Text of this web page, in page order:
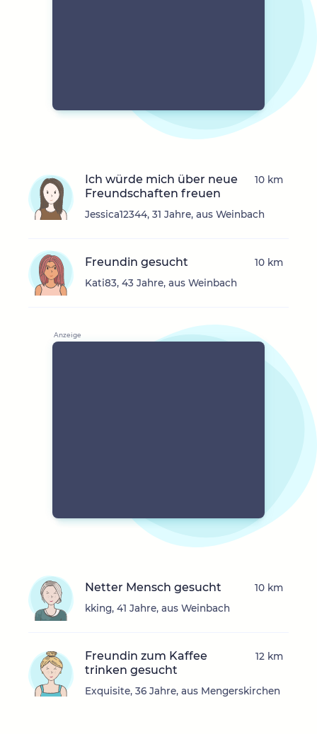
Ich würde mich über neue
Freundschaften freuen
Jessica12344, 31 Jahre, aus Weinbach
10 km
Freundin gesucht
Kati83, 43 Jahre, aus Weinbach
10 km
Netter Mensch gesucht
kking, 41 Jahre, aus Weinbach
10 km
Freundin zum Kaffee
trinken gesucht
Exquisite, 36 Jahre, aus Mengerskirchen
12 km